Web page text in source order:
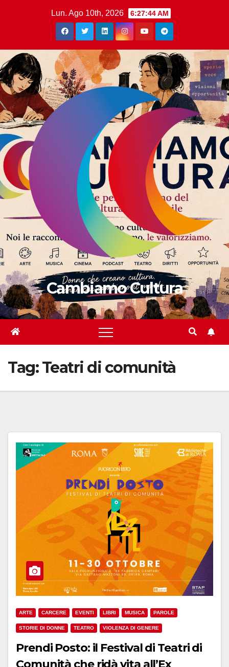
Lun. Ago 10th, 2026 6:27:44 AM
Cambiamo Cultura
Tag:Teatri di comunità
ARTE CARCERE EVENTI LIBRI MUSICA PAROLE
STORIE DI DONNE TEATRO VIOLENZA DI GENERE
Prendi Posto: il Festival di Teatri di
Comunità che ridà vita all’Ex